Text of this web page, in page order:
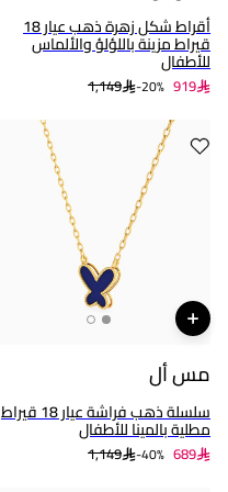
أقراط شكل زهرة ذهب عيار 18
قيراط مزينة باللؤلؤ والألماس
للأطفال
1,149 20%- 919
مس أل
سلسلة ذهب فراشة عيار 18 قيراط
مطلية بالمينا للأطفال
1,149 40%- 689